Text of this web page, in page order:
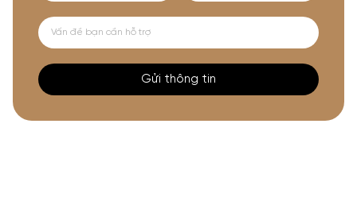
Gửi thông tin